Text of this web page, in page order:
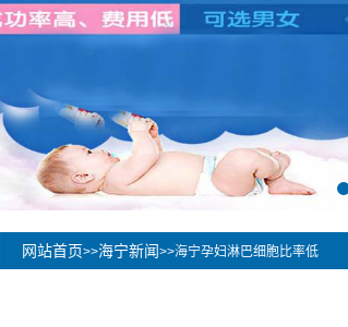
网站首页>>海宁新闻>>海宁孕妇淋巴细胞比率低